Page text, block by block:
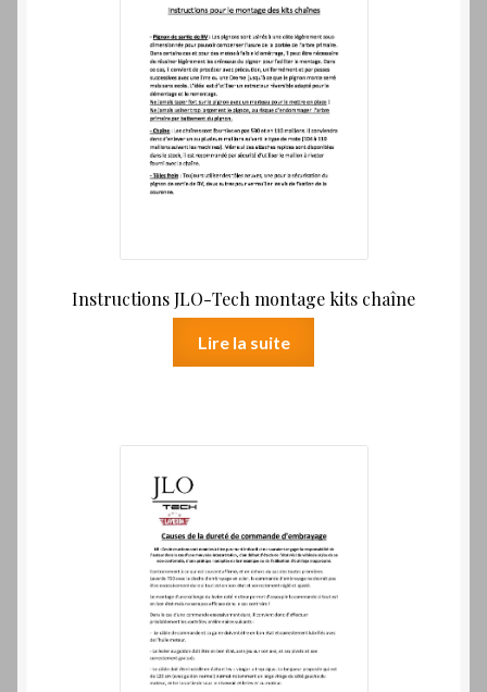
Instructions JLO-Tech montage kits chaîne
Lire la suite